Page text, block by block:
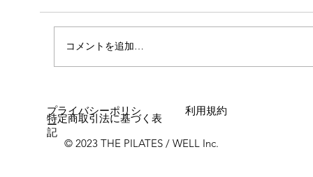
呼吸が身体に与える影響🧍🏻①
コメントを追加…
© 2023 THE PILATES / WELL Inc.
プライバシーポリシ
ー
利用規約
特定商取引法に基づく表
記